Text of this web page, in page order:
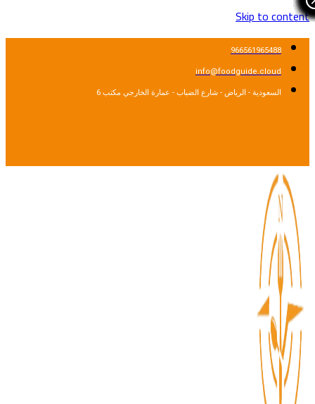
Skip to
966561965488
info@foodguide.cloud
السعودية - الرياض - شارع الضباب - عمارة الخارجي مكتب 6